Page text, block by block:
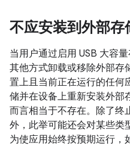
不应安装到外部存
当用户通过启用 USB 大容
其他方式卸载或移除外部存
置上且当前正在运行的任何
储并在设备上重新安装外部
而言相当于不存在。除了终
外，此举可能还会对某些类
为使应用始终按预期运行，